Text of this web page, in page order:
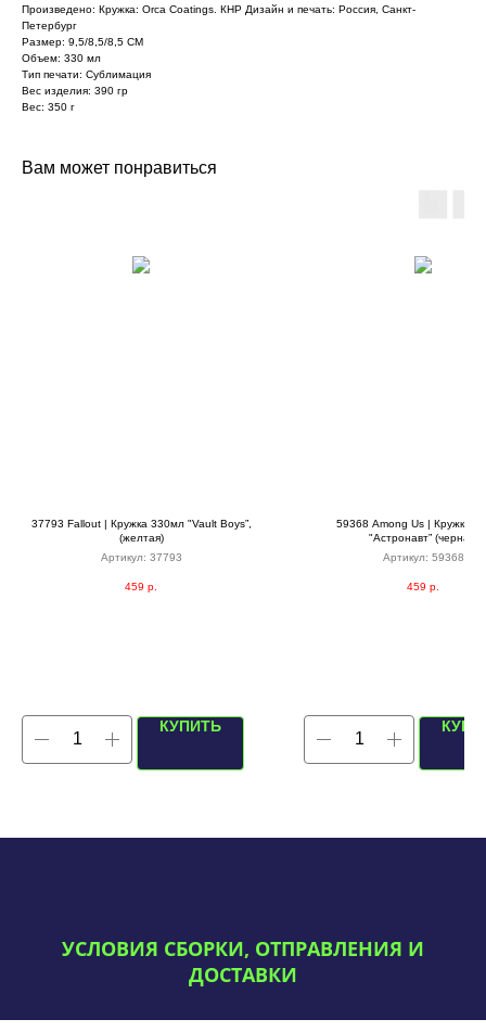
Произведено: Кружка: Orca Coatings. КНР Дизайн и печать: Россия, Санкт-
Петербург
Размер: 9,5/8,5/8,5 СМ
Объем: 330 мл
Тип печати: Сублимация
Вес изделия: 390 гр
Вес: 350 г
Вам может понравиться
37793 Fallout | Кружка 330мл "Vault Boys”,
(желтая)
Артикул: 37793
459 р.
КУПИТЬ
59368 Among Us | Кружка
"Астронавт” (черная)
Артикул: 59368
459 р.
УСЛОВИЯ СБОРКИ, ОТПРАВЛЕНИЯ И
ДОСТАВКИ